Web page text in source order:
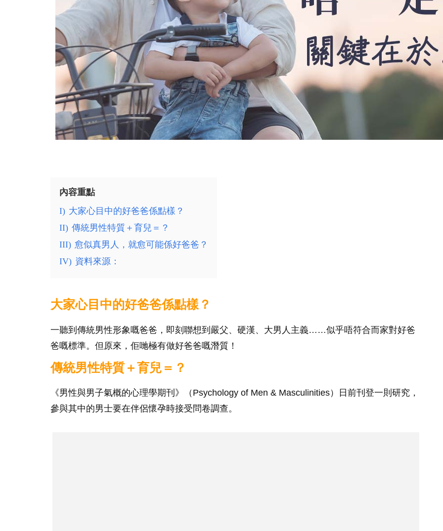
內容重點
I) 大家心目中的好爸爸係點樣？
II) 傳統男性特質＋育兒＝？
III) 愈似真男人，就愈可能係好爸爸？
IV) 資料來源：
大家心目中的好爸爸係點樣？
一聽到傳統男性形象嘅爸爸，即刻聯想到嚴父、硬漢、大男人主義……似乎唔符合而家對好爸
爸嘅標準。但原來，佢哋極有做好爸爸嘅潛質！
傳統男性特質＋育兒＝？
《男性與男子氣概的心理學期刊》（Psychology of Men & Masculinities）日前刊登一則研究，
參與其中的男士要在伴侶懷孕時接受問卷調查。